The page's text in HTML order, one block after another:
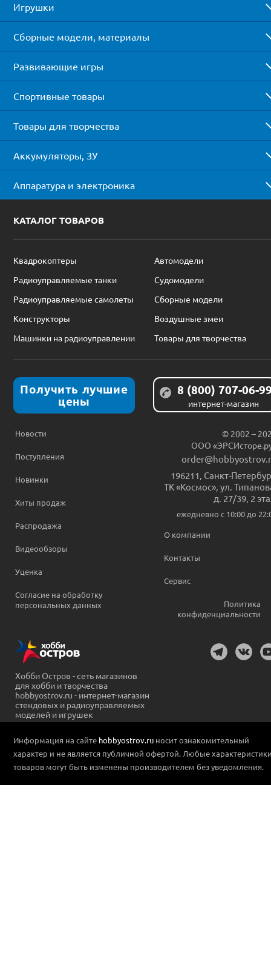
Игрушки
Сборные модели, материалы
Развивающие игры
Спортивные товары
Товары для творчества
Аккумуляторы, ЗУ
Аппаратура и электроника
КАТАЛОГ ТОВАРОВ
Квадрокоптеры
Автомодели
Радиоуправляемые танки
Судомодели
Радиоуправляемые самолеты
Сборные модели
Конструкторы
Воздушные змеи
Машинки на радиоуправлении
Товары для творчества
Получить лучшие
цены
8 (800) 707-06-
интернет-магазин
Новости
Поступления
Новинки
Хиты продаж
Распродажа
Видеообзоры
Уценка
Согласие на обработку
персональных данных
© 2002 –
ООО
196211, Санкт-
ТК «Космос», ул.
д. 27/39, 2
ежедневно c 10:00 до
О компании
Контакты
Сервис
Политика
конфиденциальности
Хобби Остров - сеть магазинов
для хобби и творчества
hobbyostrov.ru - интернет-магазин
стендовых и радиоуправляемых
моделей и игрушек
Информация на сайте hobbyostrov.ru носит ознакомительный
характер и не является публичной офертой. Любые
товаров могут быть изменены производителем без уведомления.